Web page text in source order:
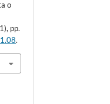
o
pp.
.